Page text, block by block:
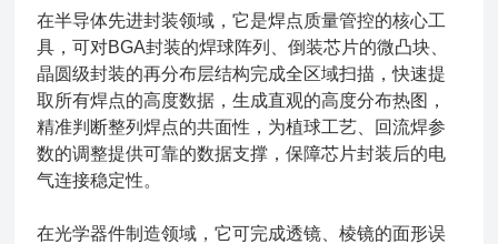
在半导体先进封装领域，它是焊点质量管控的核心工
具，可对BGA封装的焊球阵列、倒装芯片的微凸块、
晶圆级封装的再分布层结构完成全区域扫描，快速提
取所有焊点的高度数据，生成直观的高度分布热图，
精准判断整列焊点的共面性，为植球工艺、回流焊参
数的调整提供可靠的数据支撑，保障芯片封装后的电
气连接稳定性。
在光学器件制造领域，它可完成透镜、棱镜的面形误